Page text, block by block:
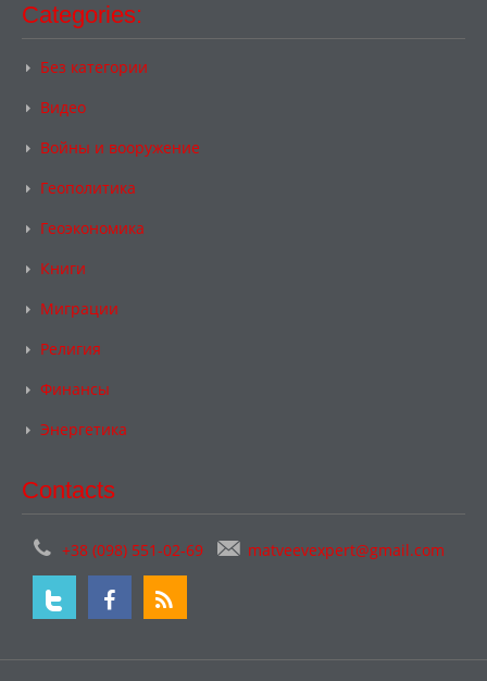
Categories:
Без категории
Видео
Войны и вооружение
Геополитика
Геоэкономика
Книги
Миграции
Религия
Финансы
Энергетика
Contacts
+38 (098) 551-02-69 matveevexpert@gmail.com